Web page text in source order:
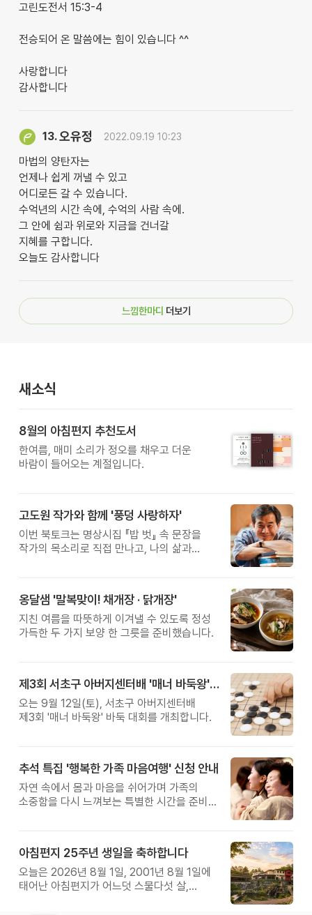
고린도전서 15:3-4
전승되어 온 말씀에는 힘이 있습니다 ^^
사랑합니다
감사합니다
13.오유정 2022.09.19 10:23
마법의 양탄자는
언제나 쉽게 꺼낼 수 있고
어디로든 갈 수 있습니다.
수억년의 시간 속에, 수억의 사람 속에.
그 안에 쉼과 위로와 지금을 건너갈
지혜를 구합니다.
오늘도 감사합니다
느낌한마디 더보기
새소식
8월의 아침편지 추천도서
한여름, 매미 소리가 정오를 채우고 더운
바람이 들어오는 계절입니다.
고도원 작가와 함께 '풍덩 사랑하자'
이번 북토크는 명상시집 『밥 벗』 속 문장을
작가의 목소리로 직접 만나고, 나의 삶과
옹달샘 '말복맞이! 채개장 · 닭개장'
지친 여름을 따뜻하게 이겨낼 수 있도록 정성
가득한 두 가지 보양 한 그릇을 준비했습니다.
제3회 서초구 아버지센터배 '매너 바둑왕' 대회
오는 9월 12일(토), 서초구 아버지센터배
제3회 '매너 바둑왕' 바둑 대회를 개최합니다.
추석 특집 '행복한 가족 마음여행' 신청 안내
자연 속에서 몸과 마음을 쉬어가며 가족의
소중함을 다시 느껴보는 특별한 시간을 준비해
아침편지 25주년 생일을 축하합니다
오늘은 2026년 8월 1일, 2001년 8월 1일에
태어난 아침편지가 어느덧 스물다섯 살,